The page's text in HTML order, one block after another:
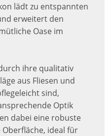
lädt zu entspannten
erweitert den
Oase im
ihre qualitativ
aus Fliesen und
sind,
Optik
dabei eine robuste
ideal für